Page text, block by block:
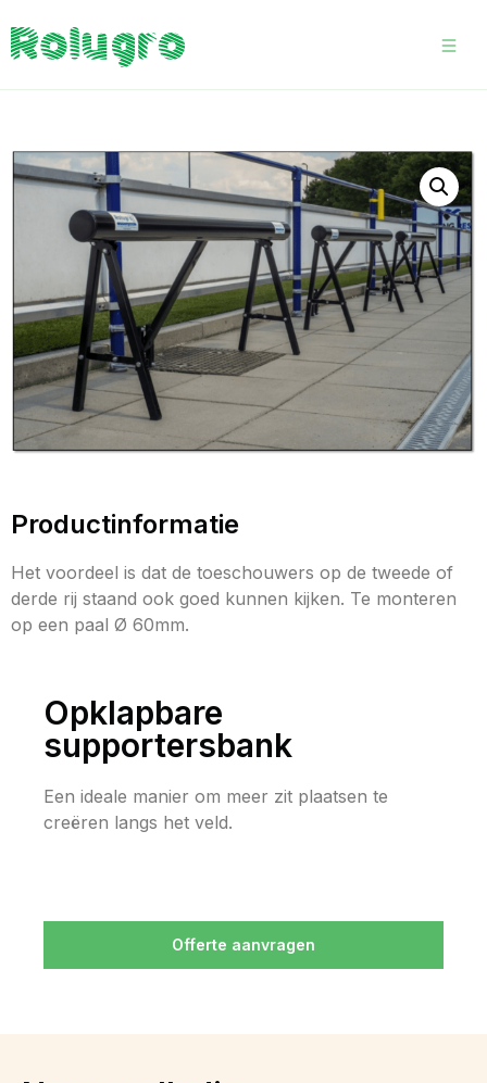
Productinformatie
Het voordeel is dat de toeschouwers op de tweede of
derde rij staand ook goed kunnen kijken. Te monteren
op een paal Ø 60mm.
Opklapbare
supportersbank
Een ideale manier om meer zit plaatsen te
creëren langs het veld.
Offerte aanvragen